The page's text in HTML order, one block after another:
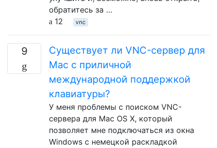
обратитесь за …
12
vnc
9
Существует ли VNC-сервер для
Mac с приличной
международной поддержкой
клавиатуры?
У меня проблемы с поиском VNC-
сервера для Mac OS X, который
позволяет мне подключаться из окна
Windows с немецкой раскладкой